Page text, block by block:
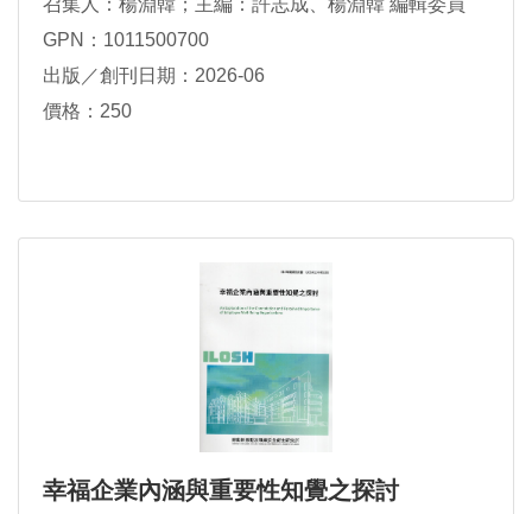
召集人：楊淵韓；主編：許志成、楊淵韓 編輯委員
（依姓氏筆劃排序）：王培寧、王文甫、王牧羣、官
杜業豐、吳秉勳、林佳淩、林憶婷、林時逸、林詠
萱、周美鵑、曾建中、洪煒斌、侯羿州、高伊慧、陳
GPN：1011500700
出版／創刊日期：2026-06
價格：250
幸福企業內涵與重要性知覺之探討